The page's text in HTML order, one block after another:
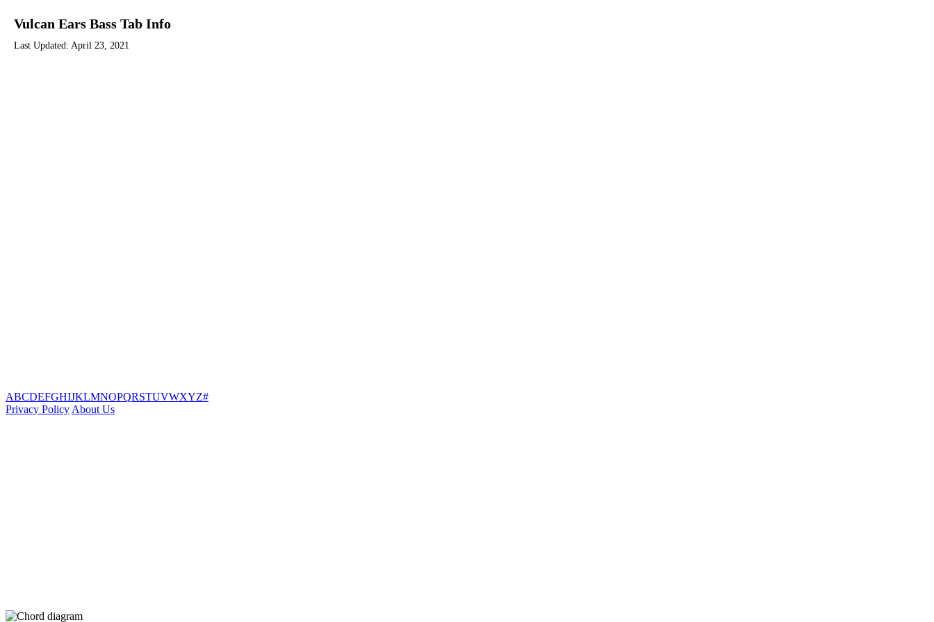
Vulcan Ears Bass Tab Info
Last Updated: April 23, 2021
ABCDEFGHIJKLMNOPQRSTUVWXYZ#
Privacy Policy About Us